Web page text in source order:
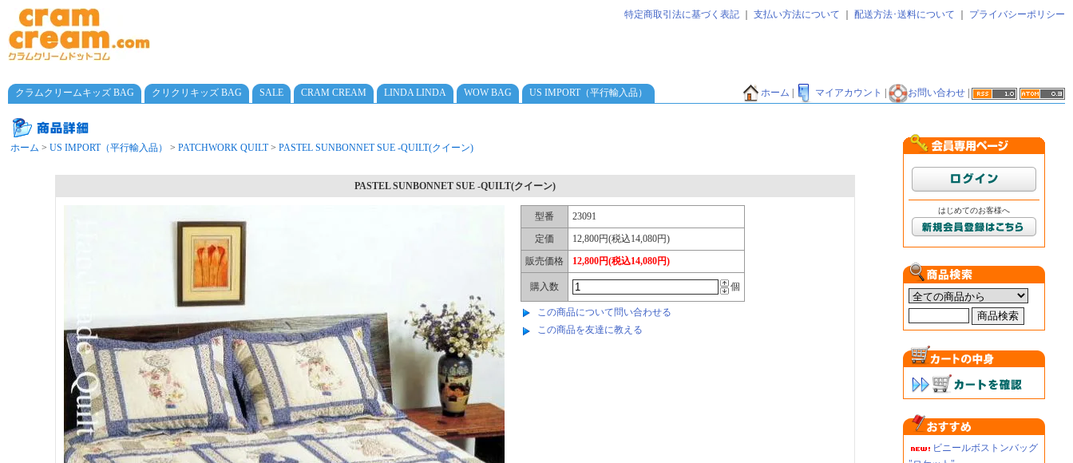
特定商取引法に基づく表記 支払い方法について 配送方法･送料について プライバシーポリシー
クラムクリームキッズ BAG クリクリキッズ BAG SALE CRAM CREAM LINDA LINDA WOW BAG US IMPORT（平行輸入品） ホーム | マイアカウント | お問い合わせ |
ホーム > US IMPORT（平行輸入品） > PATCHWORK QUILT> PASTEL SUNBONNET SUE -QUILT(クイーン)
PASTEL SUNBONNET SUE -QUILT(クイーン)
型番
23091
定価
12,800円(税込14,080円)
販売価格
12,800円(税込14,080円)
購入数 個
この商品について問い合わせる
この商品を友達に教える
はじめてのお客様へ
ビニールボストンバッグ